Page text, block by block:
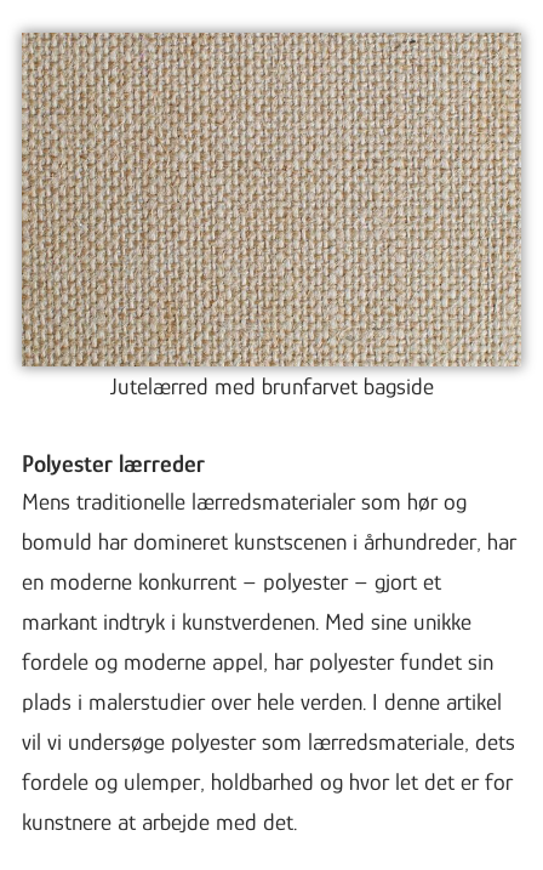
Jutelærred med brunfarvet bagside
Polyester lærreder
Mens traditionelle lærredsmaterialer som hør og
bomuld har domineret kunstscenen i århundreder, har
en moderne konkurrent – polyester – gjort et
markant indtryk i kunstverdenen. Med sine unikke
fordele og moderne appel, har polyester fundet sin
plads i malerstudier over hele verden. I denne artikel
vil vi undersøge polyester som lærredsmateriale, dets
fordele og ulemper, holdbarhed og hvor let det er for
kunstnere at arbejde med det.